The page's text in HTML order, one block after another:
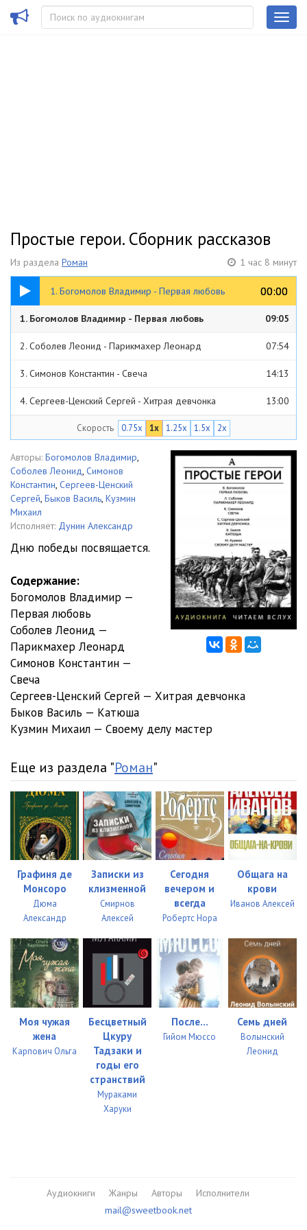
Простые герои. Сборник рассказов
Из раздела Роман 1 час 8 минут
1. Богомолов Владимир - Первая любовь 00:00
00:00
09:05
1. Богомолов Владимир - Первая любовь 09:05
2. Соболев Леонид - Парикмахер Леонард 07:54
3. Симонов Константин - Свеча 14:13
4. Сергеев-Ценский Сергей - Хитрая девчонка 13:00
5. Быков Василь - Катюша
6. Кузмин Михаил - Своему делу мастер 12:16
Скорость 0.75x 1x 1.25x 1.5x 2x
Авторы: Богомолов Владимир,
Соболев Леонид, Симонов
Константин, Сергеев-Ценский
Сергей, Быков Василь, Кузмин
Михаил
Исполняет: Дунин Александр
Дню победы посвящается.
Содержание:
Богомолов Владимир —
Первая любовь
Соболев Леонид —
Парикмахер Леонард
Симонов Константин —
Свеча
Сергеев-Ценский Сергей — Хитрая девчонка
Быков Василь — Катюша
Кузмин Михаил — Своему делу мастер
Еще из раздела "Роман"
Графиня де
Монсоро
Дюма
Александр
Записки из
клизменной
Смирнов
Алексей
Сегодня
вечером и
всегда
Робертс Нора
Общага на
крови
Иванов Алексей
Моя чужая
жена
Карпович Ольга
Бесцветный
Цкуру
Тадзаки и
годы его
странствий
Мураками
Харуки
После...
Гийом Мюссо
Семь дней
Волынский
Леонид
Аудиокниги Жанры Авторы
Исполнители
mail@sweetbook.net